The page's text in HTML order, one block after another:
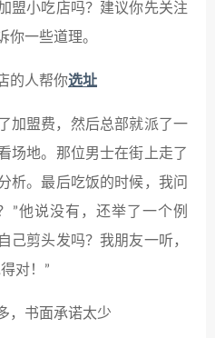
盟小吃店吗？建议你先关注
你一些道理。
的人帮你选址
加盟费，然后总部就派了一
场地。那位男士在街上走了
析。最后吃饭的时候，我问
”他说没有，还举了一个例
己剪头发吗？我朋友一听，
对！”
，书面承诺太少